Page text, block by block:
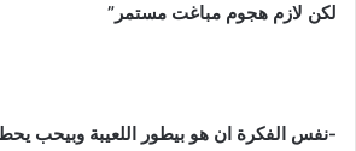
لكن لازم هجوم مباغت مستمر”
-نفس الفكرة ان هو بيطور اللعيبة وبيحب يحط